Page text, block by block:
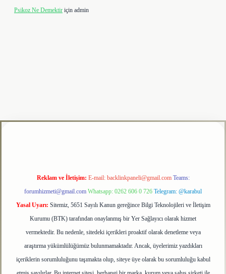
Psikoz Ne Demektir için admin
Reklam ve İletişim: E-mail: backlinkpaneli@gmail.com Teams:
forumhizmeti@gmail.com Whatsapp: 0262 606 0 726 Telegram: @karabul
Yasal Uyarı: Sitemiz, 5651 Sayılı Kanun gereğince Bilgi Teknolojileri ve İletişim
Kurumu (BTK) tarafından onaylanmış bir Yer Sağlayıcı olarak hizmet
vermektedir. Bu nedenle, sitedeki içerikleri proaktif olarak denetleme veya
araştırma yükümlülüğümüz bulunmamaktadır. Ancak, üyelerimiz yazdıkları
içeriklerin sorumluluğunu taşımakta olup, siteye üye olarak bu sorumluluğu kabul